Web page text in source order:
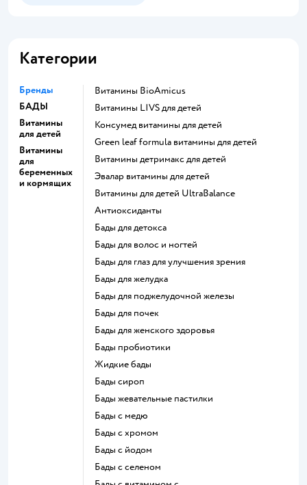
Категории
Бренды
БАДЫ
Витамины
для детей
Витамины
для
беременных
и кормящих
Витамины BioAmicus
Витамины LIVS для детей
Консумед витамины для детей
Green leaf formula витамины для детей
Витамины детримакс для детей
Эвалар витамины для детей
Витамины для детей UltraBalance
Антиоксиданты
Бады для детокса
Бады для волос и ногтей
Бады для глаз для улучшения зрения
Бады для желудка
Бады для поджелудочной железы
Бады для почек
Бады для женского здоровья
Бады пробиотики
Жидкие бады
Бады сироп
Бады жевательные пастилки
Бады с медю
Бады с хромом
Бады с йодом
Бады с селеном